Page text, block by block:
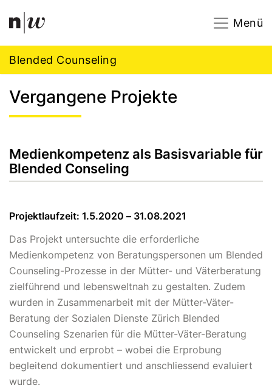
Navigation
Menü
Blended Counseling
Vergangene Projekte
Medienkompetenz als Basisvariable für
Blended Conseling
Projektlaufzeit: 1.5.2020 – 31.08.2021
Das Projekt untersuchte die erforderliche
Medienkompetenz von Beratungspersonen um Blended
Counseling-Prozesse in der Mütter- und Väterberatung
zielführend und lebensweltnah zu gestalten. Zudem
wurden in Zusammenarbeit mit der Mütter-Väter-
Beratung der Sozialen Dienste Zürich Blended
Counseling Szenarien für die Mütter-Väter-Beratung
entwickelt und erprobt – wobei die Erprobung
begleitend dokumentiert und anschliessend evaluiert
wurde.
Footer